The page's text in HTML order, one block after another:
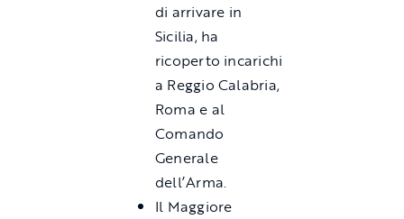
di arrivare in
Sicilia, ha
ricoperto incarichi
a Reggio Calabria,
Roma e al
Comando
Generale
dell’Arma.
Il Maggiore